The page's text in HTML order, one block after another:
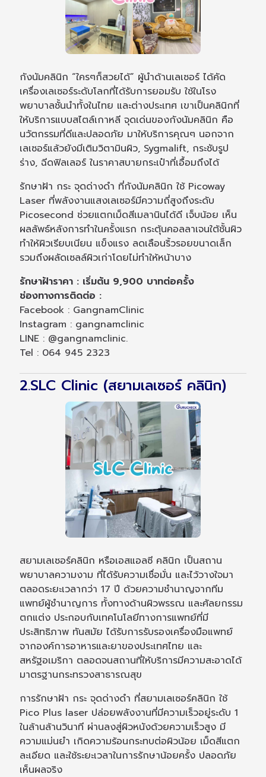
กังนัมคลินิก “ใครๆก็สวยได้” ผู้นำด้านเลเซอร์ ได้คัด
เครื่องเลเซอร์ระดับโลกที่ได้รับการยอมรับ ใช้ในโรง
พยาบาลชั้นนำทั้งในไทย และต่างประเทศ เขาเป็นคลินิกที่
ให้บริการแบบสไตล์เกาหลี จุดเด่นของกังนัมคลินิก คือ
นวัตกรรมที่ดีและปลอดภัย มาให้บริการคุณๆ นอกจาก
เลเซอร์แล้วยังมีเติมวิตามินผิว, Sygmalift, กระชับรูป
ร่าง, ฉีดฟิลเลอร์ ในราคาสบายกระเป๋าที่เอื้อมถึงได้
รักษาฝ้า กระ จุดด่างดำ ที่กังนัมคลินิก ใช้ Picoway
Laser ที่พลังงานแสงเลเซอร์มีความถี่สูงถึงระดับ
Picosecond ช่วยแตกเม็ดสีเมลานินได้ดี เจ็บน้อย เห็น
ผลลัพธ์หลังการทำในครั้งแรก กระตุ้นคอลลาเจนใต้ชั้นผิว
ทำให้ผิวเรียบเนียน แข็งแรง ลดเลือนริ้วรอยขนาดเล็ก
รวมถึงผลัดเซลล์ผิวเก่าโดยไม่ทำให้หน้าบาง
รักษาฝ้าราคา : เริ่มต้น 9,900 บาทต่อครั้ง
ช่องทางการติดต่อ :
Facebook : GangnamClinic
Instagram : gangnamclinic
LINE : @gangnamclinic.
Tel : 064 945 2323
2.SLC Clinic (สยามเลเซอร์ คลินิก)
สยามเลเซอร์คลินิก หรือเอสแอลซี คลินิก เป็นสถาน
พยาบาลความงาม ที่ได้รับความเชื่อมั่น และไว้วางใจมา
ตลอดระยะเวลากว่า 17 ปี ด้วยความชำนาญจากทีม
แพทย์ผู้ชำนาญการ ทั้งทางด้านผิวพรรณ และศัลยกรรม
ตกแต่ง ประกอบกับเทคโนโลยีทางการแพทย์ที่มี
ประสิทธิภาพ ทันสมัย ได้รับการรับรองเครื่องมือแพทย์
จากองค์การอาหารและยาของประเทศไทย และ
สหรัฐอเมริกา ตลอดจนสถานที่ให้บริการมีความสะอาดได้
มาตรฐานกระทรวงสาธารณสุข
การรักษาฝ้า กระ จุดด่างดำ ที่สยามเลเซอร์คลินิก ใช้
Pico Plus laser ปล่อยพลังงานที่มีความเร็วอยู่ระดับ 1
ในล้านล้านวินาที ผ่านลงสู่ผิวหนังด้วยความเร็วสูง มี
ความแม่นยำ เกิดความร้อนกระทบต่อผิวน้อย เม็ดสีแตก
ละเอียด และใช้ระยะเวลาในการรักษาน้อยครั้ง ปลอดภัย
เห็นผลจริง